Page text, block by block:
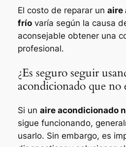
El costo de reparar un aire
fríovaría según la causa
aconsejable obtener una
profesional.
¿Es seguro seguir
acondicionado que no
Si un aire acondicionado
sigue funcionando,
usarlo. Sin embargo, es